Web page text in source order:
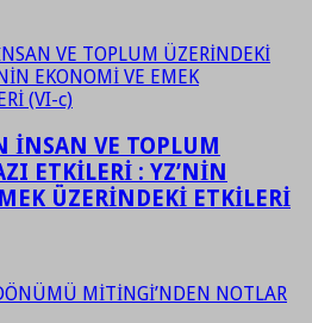
İNSAN VE TOPLUM
ETKİLERİ : YZ’NİN
ÜZERİNDEKİ ETKİLERİ